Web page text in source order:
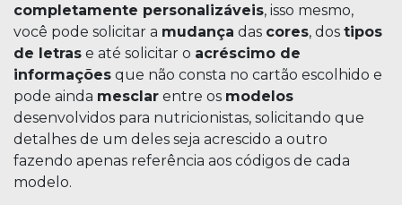
completamente personalizáveis, isso mesmo,
você pode solicitar a mudança das cores, dos tipos
de letras e até solicitar o acréscimo de
informações que não consta no cartão escolhido e
pode ainda mesclar entre os modelos
desenvolvidos para nutricionistas, solicitando que
detalhes de um deles seja acrescido a outro
fazendo apenas referência aos códigos de cada
modelo.